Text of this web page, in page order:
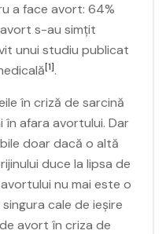
a face avort: 64%
s-au simțit
unui studiu publicat
[1].
în criză de sarcină
afara avortului. Dar
doar dacă o altă
duce la lipsa de
nu mai este o
cale de ieșire
avort în criza de